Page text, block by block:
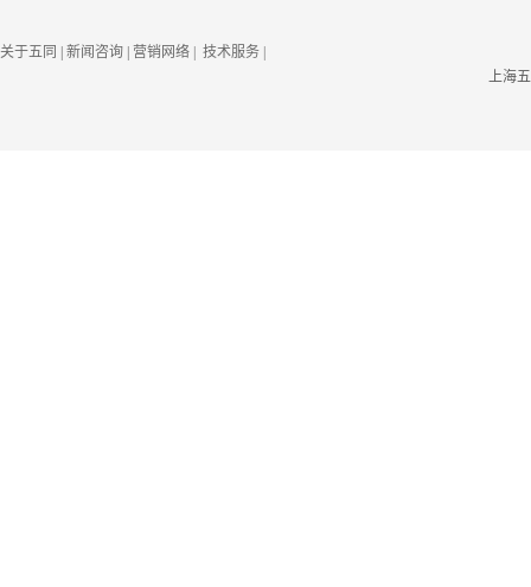
关于五同 新闻咨询 营销网络 | 技术服务
上海